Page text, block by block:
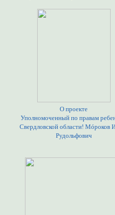
О проекте
Уполномоченный по правам
Свердловской области! Мóроков
Рудольфович